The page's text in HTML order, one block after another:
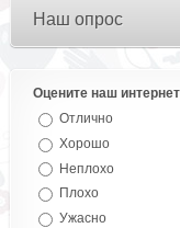
Наш опрос
Оцените наш
Отлично
Хорошо
Неплохо
Плохо
Ужасно